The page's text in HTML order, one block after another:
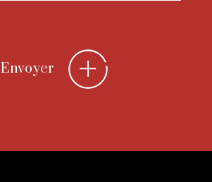
Envoyer